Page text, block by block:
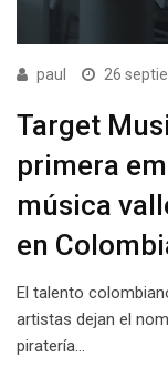
paul 26
Target
primera
música
en
El talento
artistas dejan el
piratería…